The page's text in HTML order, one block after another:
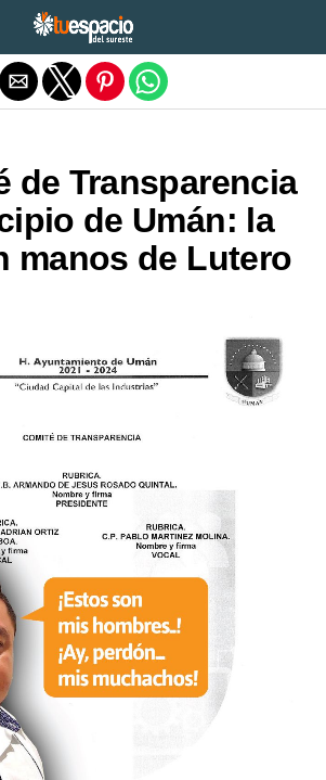
de Transparencia
de Umán: la
manos de Lutero
de la versión móvil